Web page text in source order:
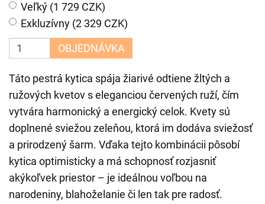
Veľký (1 729 CZK)
Exkluzívny (2 329 CZK)
OBJEDNÁVKA
Táto pestrá kytica spája žiarivé odtiene žltých a
ružových kvetov s eleganciou červených ruží, čím
vytvára harmonický a energický celok. Kvety sú
doplnené sviežou zeleňou, ktorá im dodáva sviežosť
a prirodzený šarm. Vďaka tejto kombinácii pôsobí
kytica optimisticky a má schopnosť rozjasniť
akýkoľvek priestor – je ideálnou voľbou na
narodeniny, blahoželanie či len tak pre radosť.